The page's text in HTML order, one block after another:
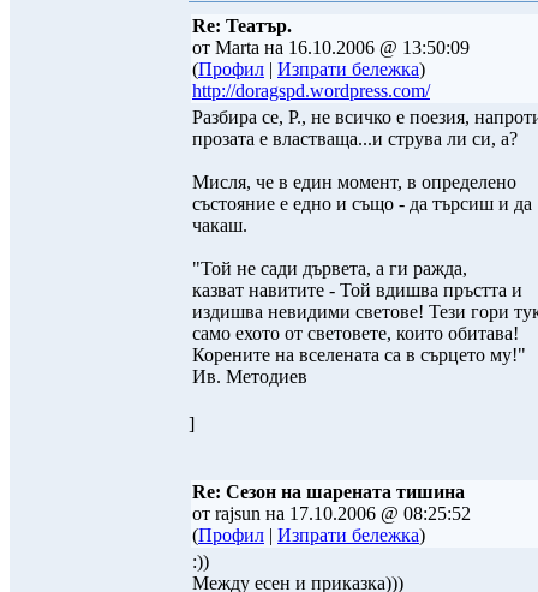
Re: Театър.
от Marta на 16.10.2006 @ 13:50:09
(Профил | Изпрати бележка)
http://doragspd.wordpress.com/
Разбира се, Р., не всичко е поезия,
прозата е властваща...и струва ли си, а?
Мисля, че в един момент, в определено
състояние е едно и също - да търсиш и да
чакаш.
"Той не сади дървета, а ги ражда,
казват навитите - Той вдишва пръстта и
издишва невидими светове! Тези гори
само ехото от световете, които обитава!
Корените на вселената са в сърцето му!"
Ив. Методиев
]
Re: Сезон на шарената тишина
от rajsun на 17.10.2006 @ 08:25:52
(Профил | Изпрати бележка)
:))
Между есен и приказка)))